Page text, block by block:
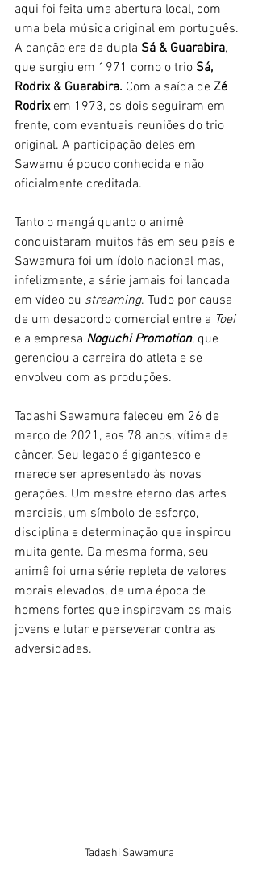
aqui foi feita uma abertura local, com
uma bela música original em português.
A canção era da dupla Sá & Guarabira,
que surgiu em 1971 como o trio Sá,
Rodrix & Guarabira. Com a saída de Zé
Rodrix em 1973, os dois seguiram em
frente, com eventuais reuniões do trio
original. A participação deles em
Sawamu é pouco conhecida e não
oficialmente creditada.
Tanto o mangá quanto o animê
conquistaram muitos fãs em seu país e
Sawamura foi um ídolo nacional mas,
infelizmente, a série jamais foi lançada
em vídeo ou streaming. Tudo por causa
de um desacordo comercial entre a Toei
e a empresa Noguchi Promotion, que
gerenciou a carreira do atleta e se
envolveu com as produções.
Tadashi Sawamura faleceu em 26 de
março de 2021, aos 78 anos, vítima de
câncer. Seu legado é gigantesco e
merece ser apresentado às novas
gerações. Um mestre eterno das artes
marciais, um símbolo de esforço,
disciplina e determinação que inspirou
muita gente. Da mesma forma, seu
animê foi uma série repleta de valores
morais elevados, de uma época de
homens fortes que inspiravam os mais
jovens e lutar e perseverar contra as
adversidades.
Tadashi Sawamura